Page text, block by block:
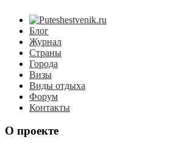
Блог
Журнал
Страны
Города
Визы
Виды отдыха
Форум
Контакты
О проекте